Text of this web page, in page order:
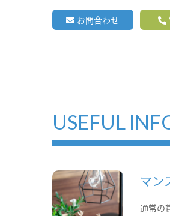
お問合わせ
USEFUL
マン
通常の